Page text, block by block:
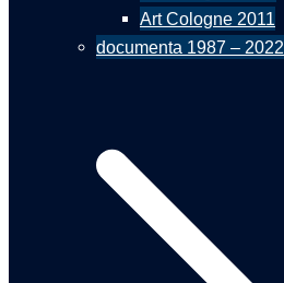
Art Cologne 2011
documenta 1987 – 2022